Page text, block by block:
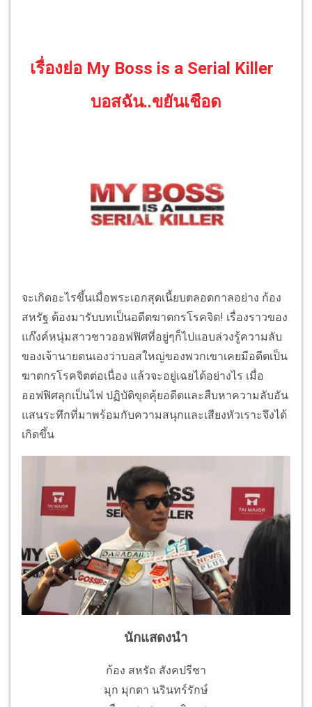
เรื่องย่อ My Boss is a Serial Killer
บอสฉัน..ขยันเชือด
จะเกิดอะไรขึ้นเมื่อพระเอกสุดเนี้ยบตลอดกาลอย่าง ก้อง
สหรัฐ ต้องมารับบทเป็นอดีตฆาตกรโรคจิต! เรื่องราวของ
แก๊งค์หนุ่มสาวชาวออฟฟิศที่อยู่ๆก็ไปแอบล่วงรู้ความลับ
ของเจ้านายตนเองว่าบอสใหญ่ของพวกเขาเคยมีอดีตเป็น
ฆาตกรโรคจิตต่อเนื่อง แล้วจะอยู่เฉยได้อย่างไร เมื่อ
ออฟฟิศลุกเป็นไฟ ปฏิบัติขุดคุ้ยอดีตและสืบหาความลับอัน
แสนระทึกที่มาพร้อมกับความสนุกและเสียงหัวเราะจึงได้
เกิดขึ้น
นักแสดงนำ
ก้อง สหรัถ สังคปรีชา
มุก มุกดา นรินทร์รักษ์